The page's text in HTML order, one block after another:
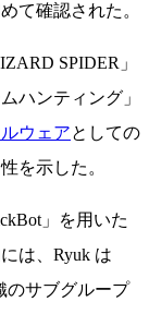
て確認された。
SPIDER」
ハンティング」
ウェアとしての
を示した。
」を用いた
は、Ryuk は
のサブグループ